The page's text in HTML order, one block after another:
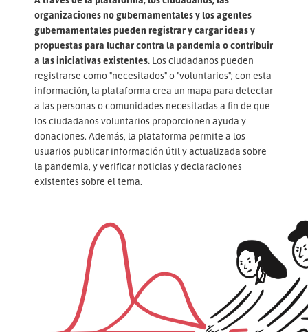
organizaciones no gubernamentales y los agentes
gubernamentales pueden registrar y cargar ideas y
propuestas para luchar contra la pandemia o contribuir
a las iniciativas existentes. Los ciudadanos pueden
registrarse como "necesitados" o "voluntarios"; con esta
información, la plataforma crea un mapa para detectar
a las personas o comunidades necesitadas a fin de que
los ciudadanos voluntarios proporcionen ayuda y
donaciones. Además, la plataforma permite a los
usuarios publicar información útil y actualizada sobre
la pandemia, y verificar noticias y declaraciones
existentes sobre el tema.